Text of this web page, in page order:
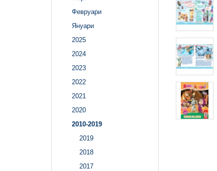
Февруари
Януари
2025
2024
2023
2022
2021
2020
2010-2019
2019
2018
2017